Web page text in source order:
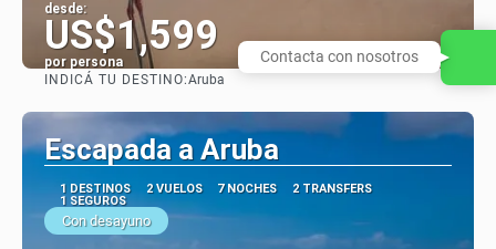
desde:
US$1,599
por persona
INDICÁ TU DESTINO:Aruba
Escapada a Aruba
1 DESTINOS 2 VUELOS 7 NOCHES
2 TRANSFERS
1 SEGUROS
Con desayuno
Contacta con nosotros